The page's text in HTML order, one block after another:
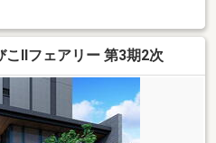
IIフェアリー 第3期2次